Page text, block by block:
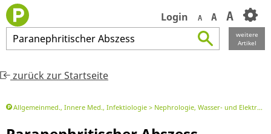
Login A A A
Paranephritischer Abszess
weitere
Artikel
zurück zur Startseite
Allgemeinmed., Innere Med., Infektiologie Nephrologie, Wasser- und Elektrolyt, Säure-Basen-Haushalt